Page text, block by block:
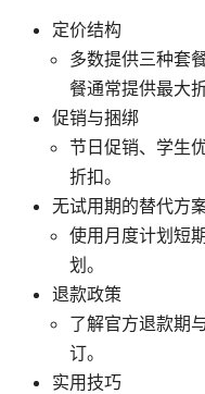
定价结构
多数提供三种套
餐通常提供最大折
促销与捆绑
节日促销、学生
折扣。
无试用期的替代方
使用月度计划短
划。
退款政策
了解官方退款期
订。
实用技巧